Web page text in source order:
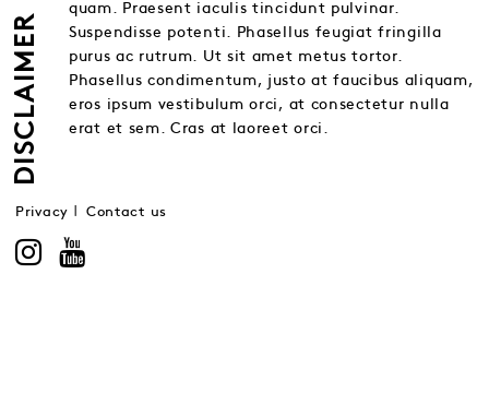
DISCLAIMER
quam. Praesent iaculis tincidunt pulvinar.
Suspendisse potenti. Phasellus feugiat fringilla
purus ac rutrum. Ut sit amet metus tortor.
Phasellus condimentum, justo at faucibus aliquam,
eros ipsum vestibulum orci, at consectetur nulla
erat et sem. Cras at laoreet orci.
Privacy Contact us